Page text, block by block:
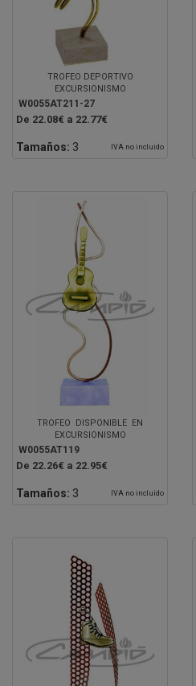
TROFEO DEPORTIVO
EXCURSIONISMO
W0055AT211-27
De 22.08€ a 22.77€
Tamaños: 3 IVA no incluido
TROFEO DISPONIBLE EN
EXCURSIONISMO
W0055AT119
De 22.26€ a 22.95€
Tamaños: 3 IVA no incluido